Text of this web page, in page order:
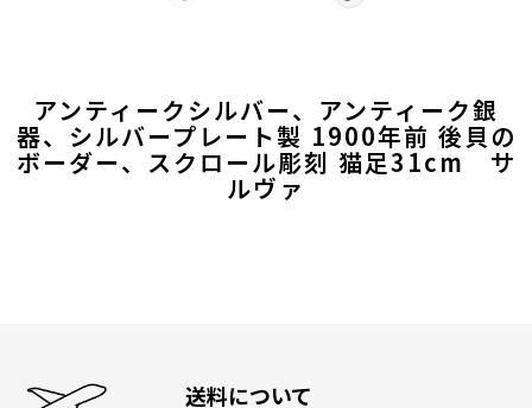
アンティークシルバー、アンティーク銀
器、シルバープレート製 1900年前 後貝の
ボーダー、スクロール彫刻 猫足31cm サ
ルヴァ
送料について